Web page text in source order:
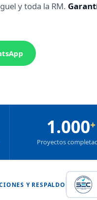
y toda la RM.
1.000+
Proyectos
Y RESPALDO